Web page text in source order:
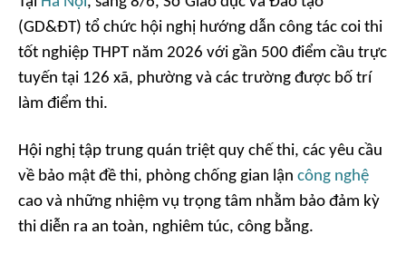
(GD&ĐT) tổ chức hội nghị hướng dẫn công tác coi thi
tốt nghiệp THPT năm 2026 với gần 500 điểm cầu trực
tuyến tại 126 xã, phường và các trường được bố trí
làm điểm thi.
Hội nghị tập trung quán triệt quy chế thi, các yêu cầu
về bảo mật đề thi, phòng chống gian lận công nghệ
cao và những nhiệm vụ trọng tâm nhằm bảo đảm kỳ
thi diễn ra an toàn, nghiêm túc, công bằng.